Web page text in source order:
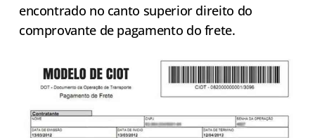
encontrado no canto superior direito do
comprovante de pagamento do frete.